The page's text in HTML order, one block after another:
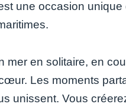
une occasion
en solitaire, en
Les moments
unissent. Vous